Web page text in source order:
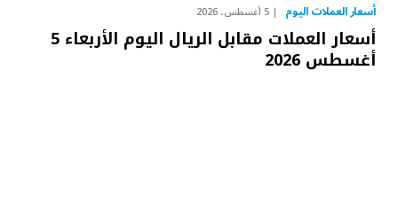
أسعار العملات اليوم 5 أغسطس، 2026
أسعار العملات مقابل الريال اليوم الأربعاء 5
أغسطس 2026